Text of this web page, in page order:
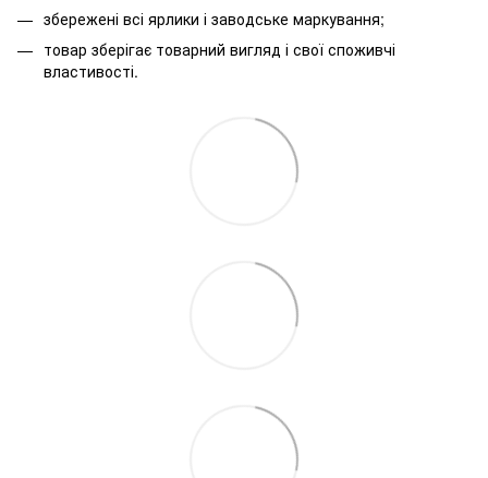
збережені всі ярлики і заводське маркування;
товар зберігає товарний вигляд і свої споживчі
властивості.